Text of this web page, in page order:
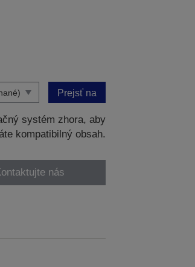
Prejsť na
systém zhora, aby
kompatibilný obsah.
nás